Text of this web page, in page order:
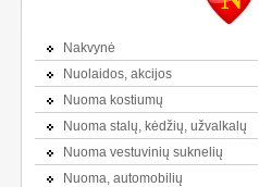
Nakvynė
Nuolaidos, akcijos
Nuoma kostiumų
Nuoma stalų, kėdžių, užvalkalų
Nuoma vestuvinių suknelių
Nuoma, automobilių